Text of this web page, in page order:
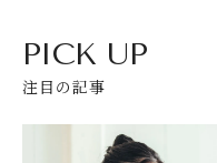
PICK UP
注目の記事